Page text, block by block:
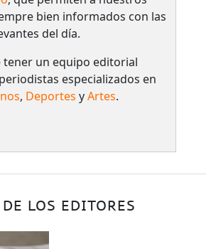
bien informados con las
del día.
tener un equipo editorial
especializados en
, Deportes yArtes.
LOS EDITORES